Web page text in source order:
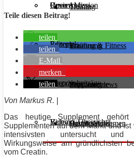
Unsere Mission
Training
Ernährung
Supplemente
Training & Fitness
Ernährung
Diät & Abnehmen
Reviews
Produktreviews
Buchreviews
Rezepte
Hauptgerichte
Interviews
Videos
Open Access
Editorials
Magazinbeiträge
Beitrags-Übersicht
Teile diesen Beitrag!
teilen
teilen
E-Mail
merken
teilen
Von Markus R. |
Das heutige Supplement
Supplementen auf dem Markt und
intensivsten untersucht
Wirkungsweise am gründlichsten
vom Creatin.